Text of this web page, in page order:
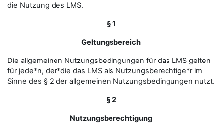
die Nutzung des LMS.
§ 1
Geltungsbereich
Die allgemeinen Nutzungsbedingungen für das LMS gelten
für jede*n, der*die das LMS als Nutzungsberechtige*r im
Sinne des § 2 der allgemeinen Nutzungsbedingungen nutzt.
§ 2
Nutzungsberechtigung